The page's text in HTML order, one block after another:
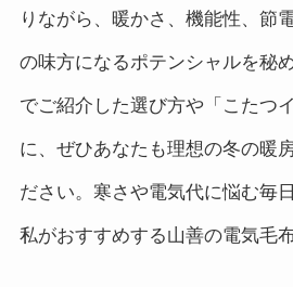
りながら、暖かさ、機能性、節
の味方になるポテンシャルを秘
でご紹介した選び方や「こたつ
に、ぜひあなたも理想の冬の暖
ださい。寒さや電気代に悩む毎
私がおすすめする山善の電気毛